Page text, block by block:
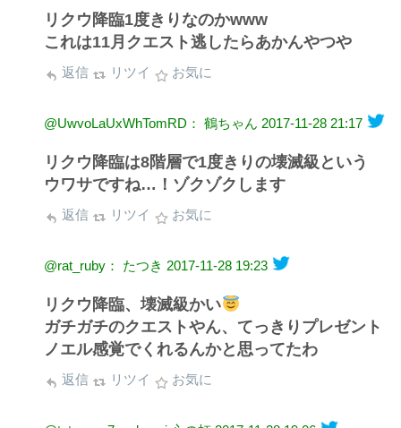
リクウ降臨1度きりなのかwww
これは11月クエスト逃したらあかんやつや
返信 リツイ お気に
@UwvoLaUxWhTomRD： 鶴ちゃん 2017-11-28 21:17
リクウ降臨は8階層で1度きりの壊滅級という
ウワサですね…！ゾクゾクします
返信 リツイ お気に
@rat_ruby： たつき 2017-11-28 19:23
リクウ降臨、壊滅級かい
ガチガチのクエストやん、てっきりプレゼント
ノエル感覚でくれるんかと思ってたわ
返信 リツイ お気に